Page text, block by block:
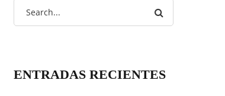
ENTRADAS RECIENTES